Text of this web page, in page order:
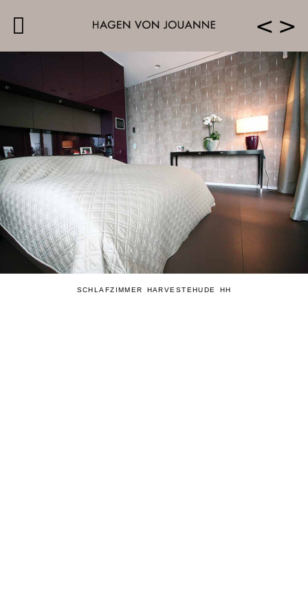
SCHLAFZIMMER HARVESTEHUDE HH
>
<